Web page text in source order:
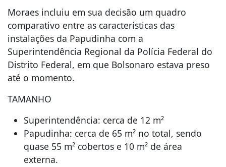
Moraes incluiu em sua decisão um quadro
comparativo entre as características das
instalações da Papudinha com a
Superintendência Regional da Polícia Federal do
Distrito Federal, em que Bolsonaro estava preso
até o momento.
TAMANHO
Superintendência: cerca de 12 m²
Papudinha: cerca de 65 m² no total, sendo
quase 55 m² cobertos e 10 m² de área
externa.